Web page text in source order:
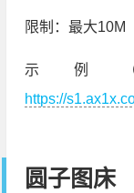
限制：最大10M
示例
https://
圆子图床